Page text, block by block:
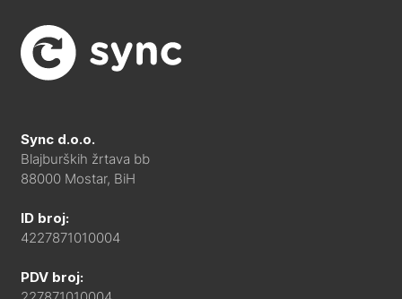
Sync d.o.o.
Blajburških žrtava bb
88000 Mostar, BiH
ID broj:
4227871010004
PDV broj: